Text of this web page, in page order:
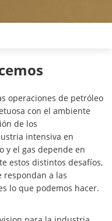
operaciones de petróleo
con el ambiente
de los
intensiva en
y el gas depende en
estos distintos desafíos,
respondan a las
lo que podemos hacer.